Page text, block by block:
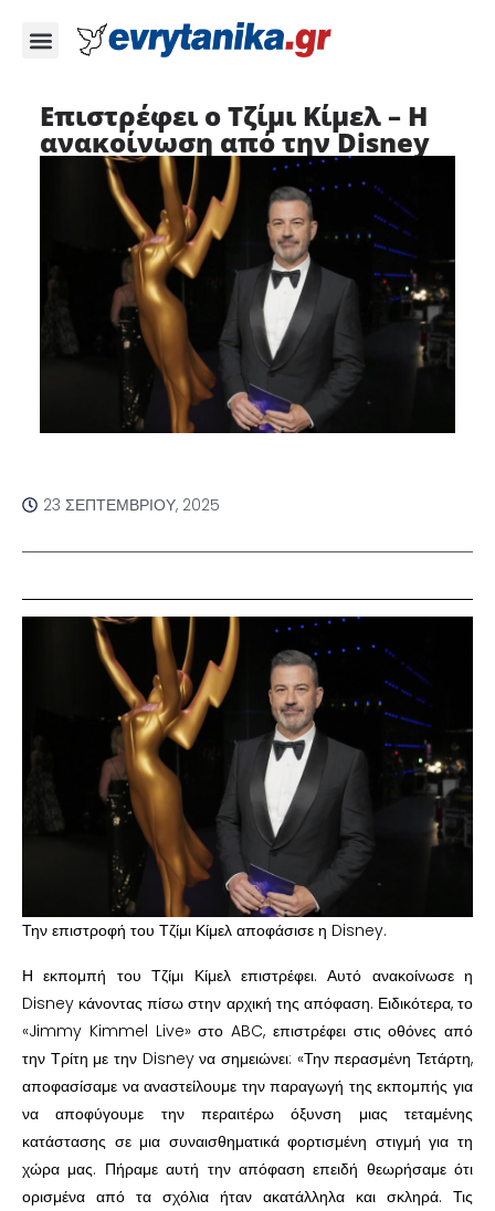
Επιστρέφει ο Τζίμι Κίμελ – Η
ανακοίνωση από την Disney
23 ΣΕΠΤΕΜΒΡΊΟΥ, 2025
Την επιστροφή του Τζίμι Κίμελ αποφάσισε η Disney.
Η εκπομπή του Τζίμι Κίμελ επιστρέφει. Αυτό ανακοίνωσε η
Disney κάνοντας πίσω στην αρχική της απόφαση. Ειδικότερα, το
«Jimmy Kimmel Live» στο ABC, επιστρέφει στις οθόνες από
την Τρίτη με την Disney να σημειώνει: «Την περασμένη Τετάρτη,
αποφασίσαμε να αναστείλουμε την παραγωγή της εκπομπής για
να αποφύγουμε την περαιτέρω όξυνση μιας τεταμένης
κατάστασης σε μια συναισθηματικά φορτισμένη στιγμή για τη
χώρα μας. Πήραμε αυτή την απόφαση επειδή θεωρήσαμε ότι
ορισμένα από τα σχόλια ήταν ακατάλληλα και σκληρά. Τις